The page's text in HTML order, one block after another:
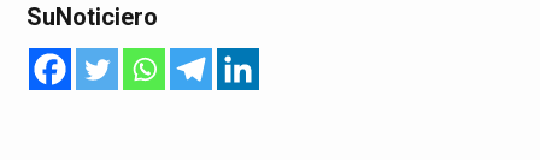
SuNoticiero